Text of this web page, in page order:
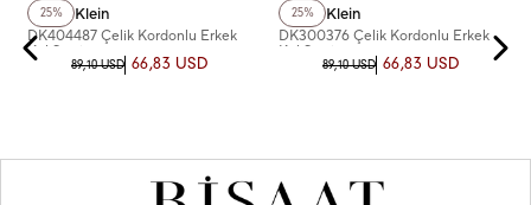
25%
Daniel Klein
DK404487 Çelik Kordonlu Erkek
Kol Saati
89,10 USD 66,83 USD
25%
Daniel Klein
DK300376 Çelik Kordonlu Erkek
Kol Saati
89,10 USD 66,83 USD